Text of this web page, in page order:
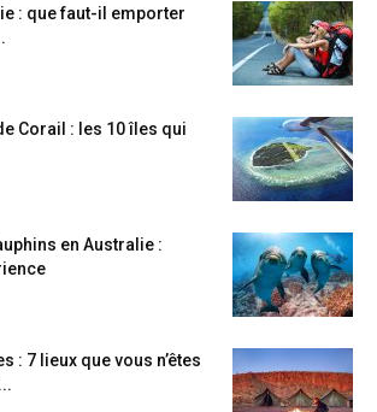
: que faut-il emporter
Corail : les 10 îles qui
en Australie :
: 7 lieux que vous n’êtes